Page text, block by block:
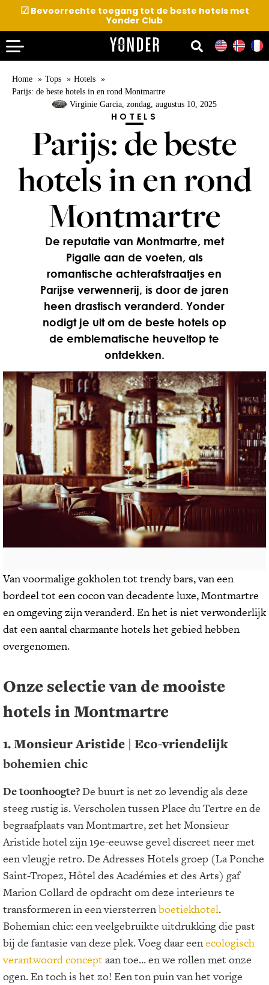
☑Bevoorrechte toegang tot de beste hotels met
Yonder Club
Home Tops
Hotels
Parijs: de beste hotels in en rond Montmartre
Virginie Garcia, zondag, augustus 10, 2025
HOTELS
Parijs: de beste
hotels in en rond
Montmartre
De reputatie van Montmartre, met
Pigalle aan de voeten, als
romantische achterafstraatjes en
Parijse verwennerij, is door de jaren
heen drastisch veranderd. Yonder
nodigt je uit om de beste hotels op
de emblematische heuveltop te
ontdekken.
Van voormalige gokholen tot trendy bars, van een
bordeel tot een cocon van decadente luxe, Montmartre
en omgeving zijn veranderd. En het is niet verwonderlijk
dat een aantal charmante hotels het gebied hebben
overgenomen.
Onze selectie van de mooiste
hotels in Montmartre
1. Monsieur Aristide | Eco-vriendelijk
bohemien chic
De toonhoogte?De buurt is net zo levendig als deze
steeg rustig is. Verscholen tussen Place du Tertre en de
begraafplaats van Montmartre, zet het Monsieur
Aristide hotel zijn 19e-eeuwse gevel discreet neer met
een vleugje retro. De Adresses Hotels groep (La Ponche
Saint-Tropez, Hôtel des Académies et des Arts) gaf
Marion Collard de opdracht om deze interieurs te
transformeren in een viersterrenboetiekhotel.
Bohemian chic: een veelgebruikte uitdrukking die past
bij de fantasie van deze plek. Voeg daar eenecologisch
verantwoord concept aan toe... en we rollen met onze
ogen. En toch is het zo! Een ton puin van het vorige